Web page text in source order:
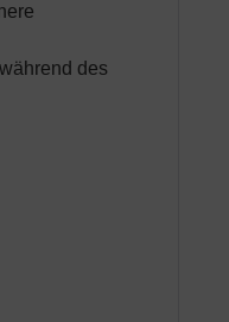
des